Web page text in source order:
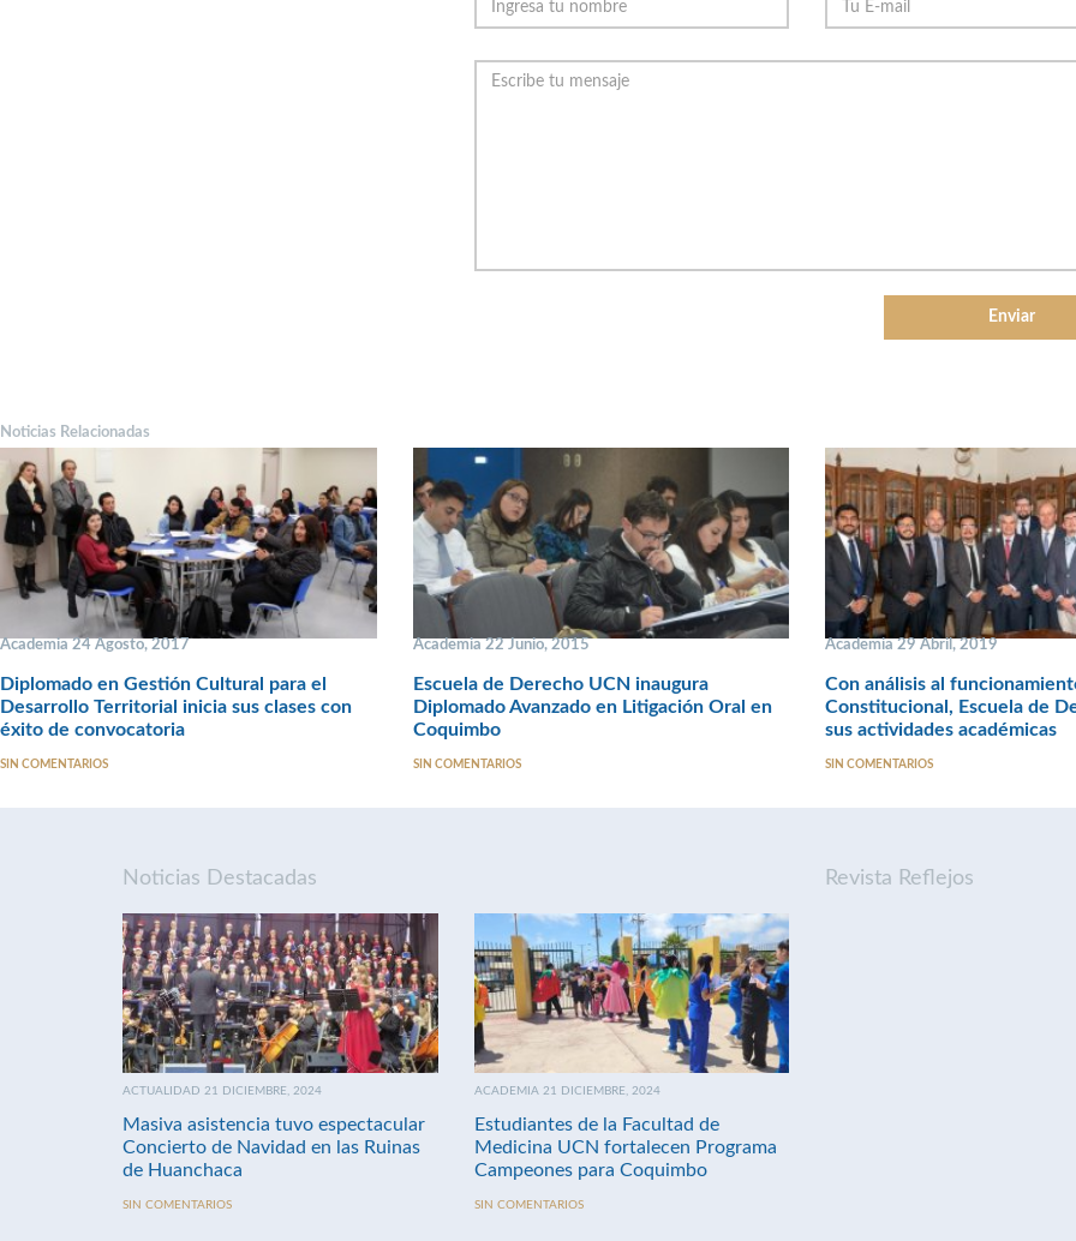
Noticias Relacionadas
Academia 24 Agosto, 2017
Diplomado en Gestión Cultural para el
Desarrollo Territorial inicia sus clases con
éxito de convocatoria
SIN COMENTARIOS
Academia 22 Junio, 2015
Escuela de Derecho UCN inaugura
Diplomado Avanzado en Litigación Oral en
Coquimbo
SIN COMENTARIOS
Academia 29 Abril, 2019
Con análisis al
Constitucional, Escuela de
sus actividades académicas
SIN COMENTARIOS
Noticias Destacadas
ACTUALIDAD 21 DICIEMBRE, 2024
Masiva asistencia tuvo espectacular
Concierto de Navidad en las Ruinas
de Huanchaca
SIN COMENTARIOS
ACADEMIA 21 DICIEMBRE, 2024
Estudiantes de la Facultad de
Medicina UCN fortalecen Programa
Campeones para Coquimbo
SIN COMENTARIOS
Revista Reflejos